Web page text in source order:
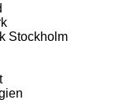
Stockholm